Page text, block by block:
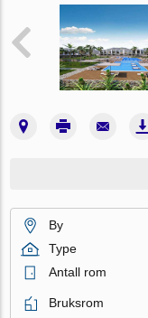
By
Type
Antall rom
Bruksrom